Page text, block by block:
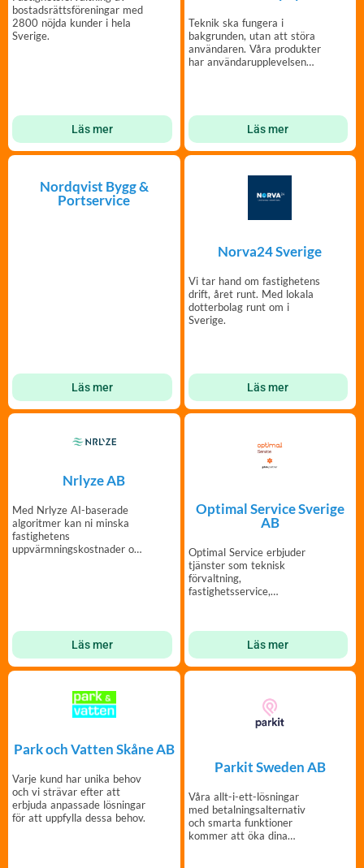
bostadsrättsföreningar med
2800 nöjda kunder i hela
Sverige.
Läs mer
Teknik ska fungera i
bakgrunden, utan att störa
användaren. Våra produkter
har användarupplevelsen
Läs mer
Nordqvist Bygg &
Portservice
Läs mer
Norva24 Sverige
Vi tar hand om fastighetens
drift, året runt. Med lokala
dotterbolag runt om i
Sverige.
Läs mer
Nrlyze AB
Med Nrlyze AI-baserade
algoritmer kan ni minska
fastighetens
uppvärmningskostnader och
Läs mer
Optimal Service Sverige
AB
Optimal Service erbjuder
tjänster som teknisk
förvaltning,
fastighetsservice,
Läs mer
Park och Vatten Skåne AB
Varje kund har unika behov
och vi strävar efter att
erbjuda anpassade lösningar
för att uppfylla dessa behov.
Parkit Sweden AB
Våra allt-i-ett-lösningar
med betalningsalternativ
och smarta funktioner
kommer att öka dina